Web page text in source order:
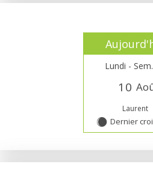
Lundi -
1 0
Laurent
Y Dernier